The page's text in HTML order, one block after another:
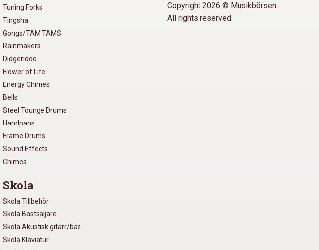
Tuning Forks
Tingsha
Gongs/TAM TAMS
Rainmakers
Didgeridoo
Flower of Life
Energy Chimes
Bells
Steel Tounge Drums
Handpans
Frame Drums
Sound Effects
Chimes
Skola
Skola Tillbehör
Skola Bästsäljare
Skola Akustisk gitarr/bas
Skola Klaviatur
Copyright 2026 © Musikbörsen
All rights reserved.